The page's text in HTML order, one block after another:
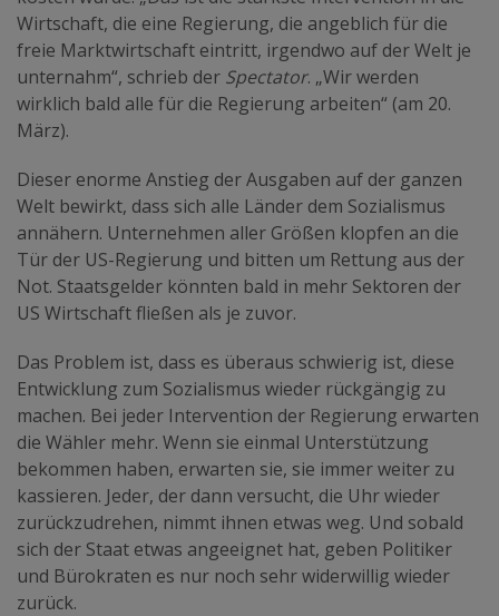
Wirtschaft, die eine Regierung, die angeblich für die
freie Marktwirtschaft eintritt, irgendwo auf der Welt je
unternahm“, schrieb der Spectator. „Wir werden
wirklich bald alle für die Regierung arbeiten“ (am 20.
März).
Dieser enorme Anstieg der Ausgaben auf der ganzen
Welt bewirkt, dass sich alle Länder dem Sozialismus
annähern. Unternehmen aller Größen klopfen an die
Tür der US-Regierung und bitten um Rettung aus der
Not. Staatsgelder könnten bald in mehr Sektoren der
US Wirtschaft fließen als je zuvor.
Das Problem ist, dass es überaus schwierig ist, diese
Entwicklung zum Sozialismus wieder rückgängig zu
machen. Bei jeder Intervention der Regierung erwarten
die Wähler mehr. Wenn sie einmal Unterstützung
bekommen haben, erwarten sie, sie immer weiter zu
kassieren. Jeder, der dann versucht, die Uhr wieder
zurückzudrehen, nimmt ihnen etwas weg. Und sobald
sich der Staat etwas angeeignet hat, geben Politiker
und Bürokraten es nur noch sehr widerwillig wieder
zurück.